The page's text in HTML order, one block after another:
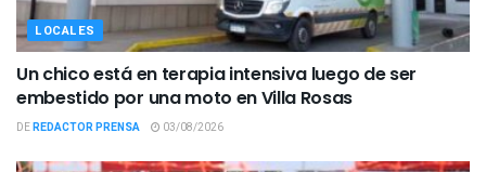
LOCALES
Un chico está en terapia intensiva luego de ser
embestido por una moto en Villa Rosas
DEREDACTOR PRENSA 03/08/2026